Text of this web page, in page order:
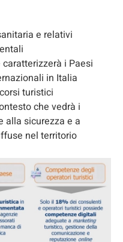
e relativi
i Paesi
in Italia
turistici
che vedrà i
alla sicurezza e a
nel territorio